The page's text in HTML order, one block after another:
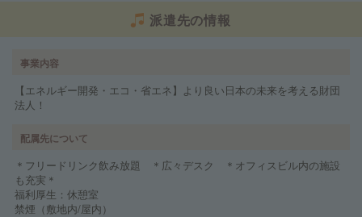
派遣先の情報
事業内容
【エネルギー開発・エコ・省エネ】より良い日本の未来を考える財団
法人！
配属先について
＊フリードリンク飲み放題 ＊広々デスク ＊オフィスビル内の施設
も充実＊
福利厚生：休憩室
禁煙（敷地内/屋内）